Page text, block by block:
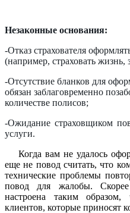
Незаконные основания:
-Отказ страхователя
(например, страховать жизнь,
-Отсутствие бланков для
обязан заблаговременно
количестве полисов;
-Ожидание страховщиком
услуги.
Когда вам не удалось
еще не повод считать, что
технические проблемы
повод для жалобы. Скорее
настроена таким образом,
клиентов, которые приносят